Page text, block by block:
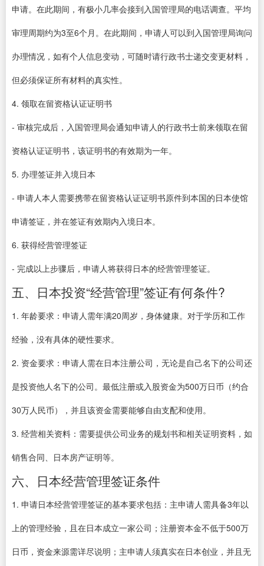
申请。在此期间，有极小几率会接到入国管理局的电话调查。平均
审理周期约为3至6个月。在此期间，申请人可以到入国管理局询问
办理情况，如有个人信息变动，可随时请行政书士递交变更材料，
但必须保证所有材料的真实性。
4. 领取在留资格认证证明书
- 审核完成后，入国管理局会通知申请人的行政书士前来领取在留
资格认证证明书，该证明书的有效期为一年。
5. 办理签证并入境日本
- 申请人本人需要携带在留资格认证证明书原件到本国的日本使馆
申请签证，并在签证有效期内入境日本。
6. 获得经营管理签证
- 完成以上步骤后，申请人将获得日本的经营管理签证。
五、日本投资“经营管理”签证有何条件?
1. 年龄要求：申请人需年满20周岁，身体健康。对于学历和工作
经验，没有具体的硬性要求。
2. 资金要求：申请人需在日本注册公司，无论是自己名下的公司还
是投资他人名下的公司。最低注册或入股资金为500万日币（约合
30万人民币），并且该资金需要能够自由支配和使用。
3. 经营相关资料：需要提供公司业务的规划书和相关证明资料，如
销售合同、日本房产证明等。
六、日本经营管理签证条件
1. 申请日本经营管理签证的基本要求包括：主申请人需具备3年以
上的管理经验，且在日本成立一家公司；注册资本金不低于500万
日币，资金来源需详尽说明；主申请人须真实在日本创业，并且无